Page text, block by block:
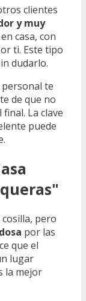
clientes
y muy
casa, con
ti. Este tipo
dudarlo.
personal te
de que no
La clave
puede
pero
por las
que el
lugar
la mejor